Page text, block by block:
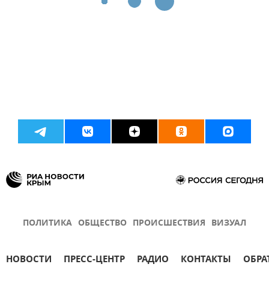
ПОЛИТИКА ОБЩЕСТВО ПРОИСШЕСТВИЯ ВИЗУАЛ
НОВОСТИ ПРЕСС-ЦЕНТР РАДИО КОНТАКТЫ